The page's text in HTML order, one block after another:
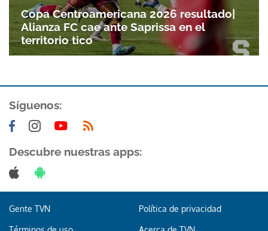
Copa Centroamericana 2026 resultado|
Alianza FC cae ante Saprissa en el
territorio tico
Síguenos:
Descubre nuestras apps:
Gente TVN Política de privacidad